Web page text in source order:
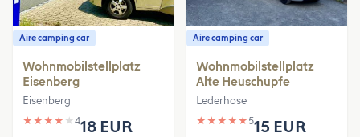
Aire camping car
Wohnmobilstellplatz
Eisenberg
Eisenberg
★ ★ ★ ★ ★ 418 EUR
Aire camping car
Wohnmobilstellplatz
Alte Heuschupfe
Lederhose
★ ★ ★ ★ ★515 EUR